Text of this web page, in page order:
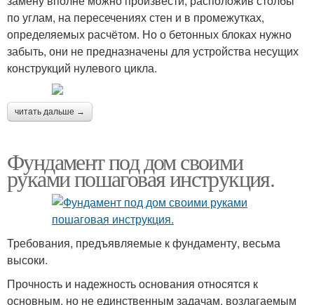
по углам, на пересечениях стен и в промежутках,
определяемых расчётом. Но о бетонных блоках нужно
забыть, они не предназначены для устройства несущих
конструкций нулевого цикла.
читать дальше →
Фундамент под дом своими
руками пошаговая инструкция.
Требования, предъявляемые к фундаменту, весьма
высоки.
Прочность и надежность основания относятся к
основным, но не единственным задачам, возлагаемым